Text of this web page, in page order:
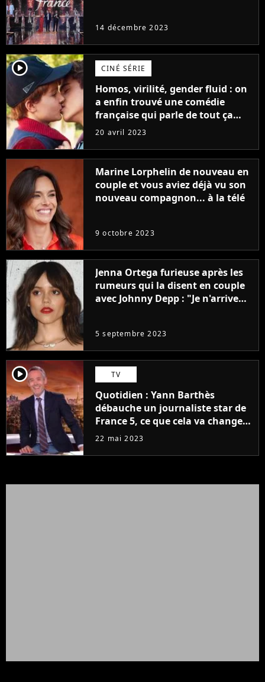
14 décembre 2023
player2 CINÉ SÉRIE
Homos, virilité, gender fluid : on
a enfin trouvé une comédie
française qui parle de tout ça
sans être super ringarde
20 avril 2023
Marine Lorphelin de nouveau en
couple et vous aviez déjà vu son
nouveau compagnon... à la télé
9 octobre 2023
Jenna Ortega furieuse après les
rumeurs qui la disent en couple
avec Johnny Depp : "Je n'arrive
5 septembre 2023
player2 TV
Quotidien : Yann Barthès
débauche un journaliste star de
France 5, ce que cela va changer
à la rentrée
22 mai 2023